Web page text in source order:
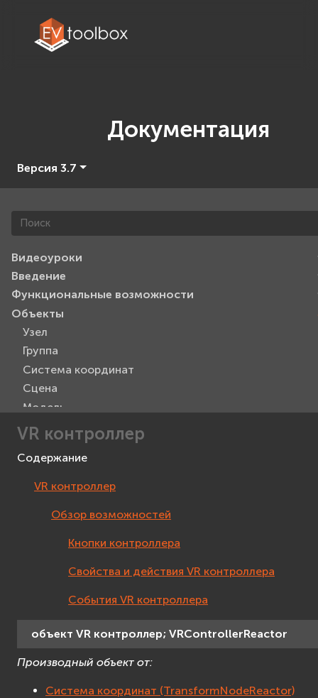
Документация
Версия 3.7
Видеоуроки
Введение
Функциональные возможности
Объекты
Узел
Группа
Система координат
Сцена
Модель
Метка
Проекция на экран
Прямоугольник
Изображение
Манипулятор камеры
Мышь
VR контроллер
Поиск пересечений
Система
VR контроллер
Содержание
VR контроллер
Обзор возможностей
Кнопки контроллера
Свойства и действия VR контроллера
События VR контроллера
объект VR контроллер; VRControllerReactor
Производный объект от:
Система координат (TransformNodeReactor)